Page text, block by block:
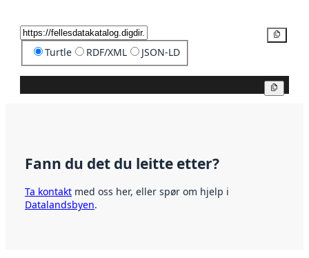
Turtle RDF/XML JSON-LD
Fann du det du leitte etter?
Ta kontakt med oss her, eller spør om hjelp i
Datalandsbyen.